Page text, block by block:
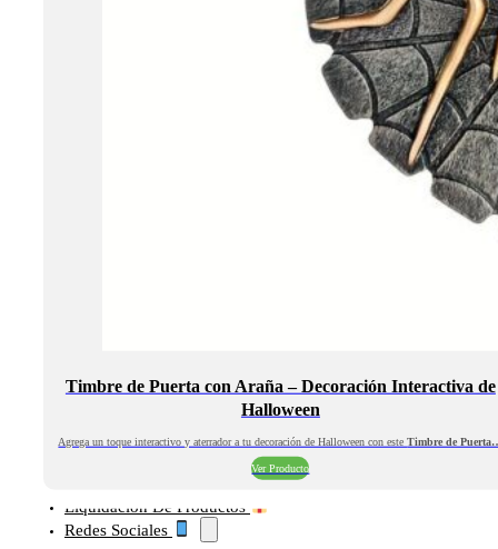
Timbre de Puerta con Araña – Decoración Interactiva de
Halloween
Agrega un toque interactivo y aterrador a tu decoración de Halloween con esteTimbre de
Ver Producto
Liquidación De Productos
Redes Sociales